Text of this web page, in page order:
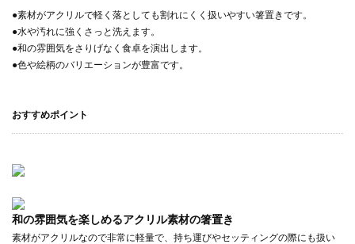
●素材がアクリルで軽く落としても割れにくく扱いやすい箸置きです。
●水や汚れに強くさっと洗えます。
●和の雰囲気をさりげなく食卓を演出します。
●色や絵柄のバリエーションが豊富です。
おすすめポイント
和の雰囲気を楽しめるアクリル素材の箸置き
素材がアクリルなので非常に軽量で、持ち運びやセッティングの際にも扱い